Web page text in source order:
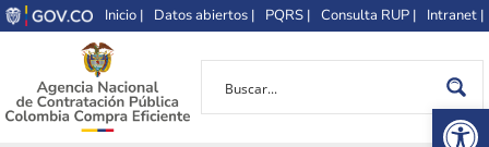
Inicio | Datos abiertos | PQRS | Consulta RUP | Intranet |